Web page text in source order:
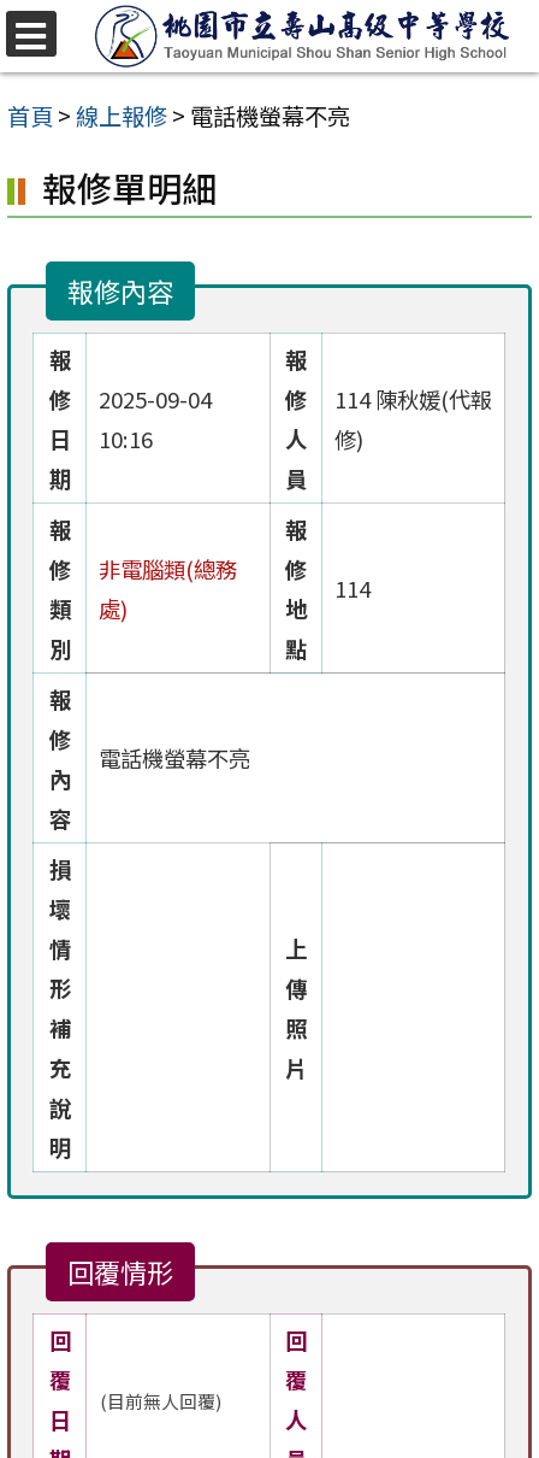
跳
至
主
內
容
首頁 >線上報修> 電話機螢幕不亮
報修單明細
報修內容
報
修
日
期
2025-09-04
10:16
報
修
人
員
114 陳秋媛(代報
修)
報
修
類
別
非電腦類(總務
處)
報
修
地
點
114
報
修
內
容
電話機螢幕不亮
損
壞
情
形
補
充
說
明
上
傳
照
片
回覆情形
回
覆
日
(目前無人回覆)
回
覆
人
選
單